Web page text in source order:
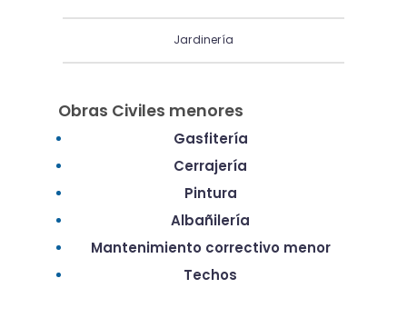
Jardinería
Obras Civiles menores
Gasfitería
Cerrajería
Pintura
Albañilería
Mantenimiento correctivo menor
Techos